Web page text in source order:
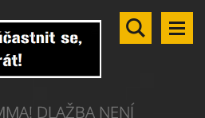
DLAŽBA NENÍ